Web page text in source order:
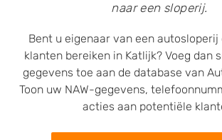
naar een sloperij.
Bent u eigenaar van een
klanten bereiken in Katlijk? Voeg dan
gegevens toe aan de database van
Toon uw NAW-gegevens,
acties aan potentiële